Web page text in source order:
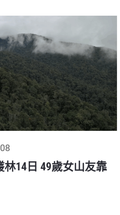
14日 49歲女山友靠